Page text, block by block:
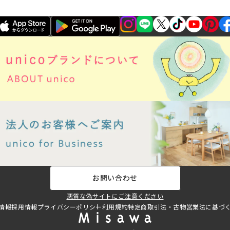
お問い合わせ
悪質な偽サイトにご注意ください
報採用情報プライバシーポリシー利用規約特定商取引法・古物営業法に基づ